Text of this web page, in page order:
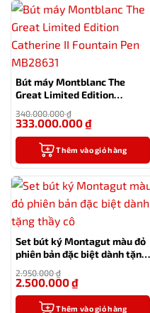
Bút máy Montblanc The
Great Limited Edition
MB28631
340.000.000₫
333.000.000₫
Thêm vào giỏ hàng
Set bút ký Montagut màu đỏ
phiên bản đặc biệt dành tặng
2.950.000₫
2.500.000₫
Thêm vào giỏ hàng